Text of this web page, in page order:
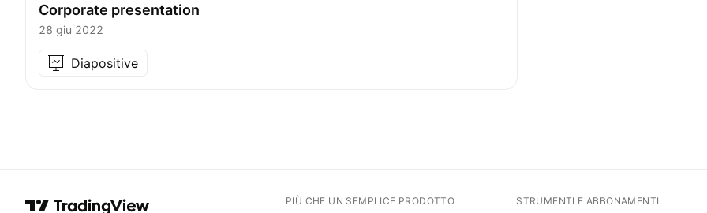
Corporate presentation
28 giu 2022
Diapositive
PIÙ CHE UN SEMPLICE PRODOTTO STRUMENTI E ABBONAMENTI